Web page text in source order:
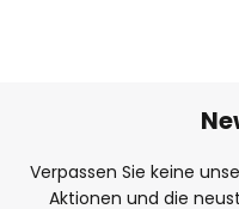
Verpassen Sie keine
Aktionen und die